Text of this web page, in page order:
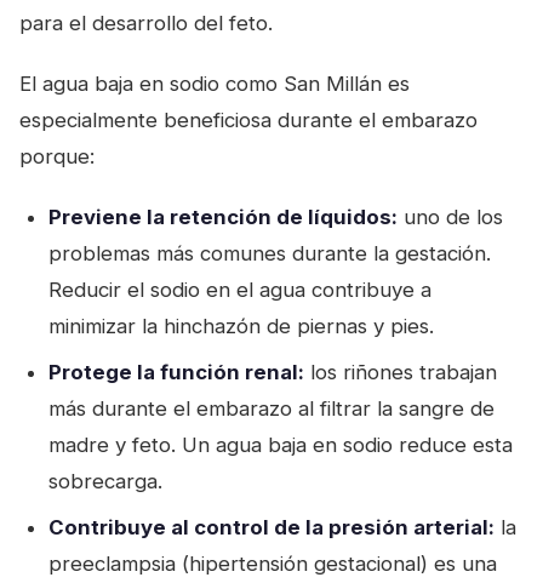
para el desarrollo del feto.
El agua baja en sodio como San Millán es
especialmente beneficiosa durante el embarazo
porque:
Previene la retención de líquidos: uno de los
problemas más comunes durante la gestación.
Reducir el sodio en el agua contribuye a
minimizar la hinchazón de piernas y pies.
Protege la función renal: los riñones trabajan
más durante el embarazo al filtrar la sangre de
madre y feto. Un agua baja en sodio reduce esta
sobrecarga.
Contribuye al control de la presión arterial: la
preeclampsia (hipertensión gestacional) es una